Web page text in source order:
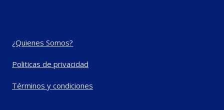
¿Quienes Somos?
Politicas de privacidad
Términos y condiciones